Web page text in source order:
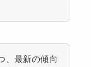
、最新の傾向